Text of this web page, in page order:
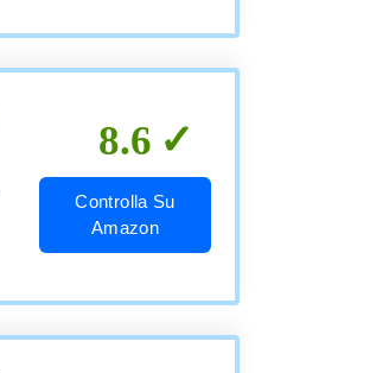
8.6
Controlla Su
Amazon